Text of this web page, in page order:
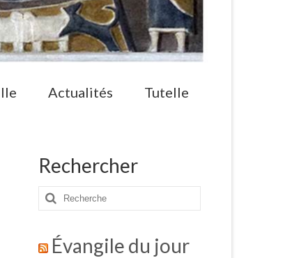
Actualités Tutelle
Rechercher
Rechercher
:
Évangile du jour